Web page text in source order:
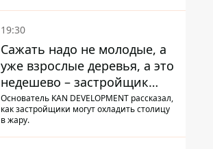
19:30
Сажать надо не молодые, а
уже взрослые деревья, а это
недешево – застройщик
Никонов
Основатель KAN DEVELOPMENT рассказал,
как застройщики могут охладить столицу
в жару.